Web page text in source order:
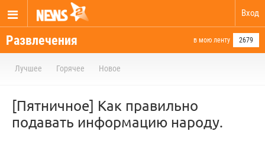
Вход
Развлечения в мою ленту 2679
Лучшее Горячее Новое
[Пятничное] Как правильно
подавать информацию народу.